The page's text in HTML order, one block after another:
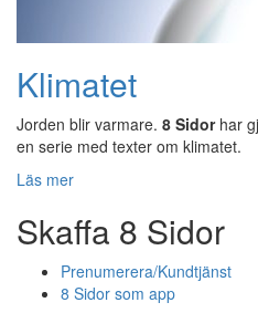
Klimatet
Jorden blir varmare. 8 Sidorhar
en serie med texter om klimatet.
Läs mer
Skaffa 8 Sidor
Prenumerera/Kundtjänst
8 Sidor som app